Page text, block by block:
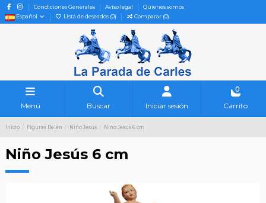
Condiciones Generales Aviso legal
Quienes somos
Español
Lista de deseados (0) Comparar (0)
Menú Buscar Iniciar sesión
0
Carrito
Inicio Figuras Belén Niño Jesús Niño Jesús 6 cm
Niño Jesús 6 cm